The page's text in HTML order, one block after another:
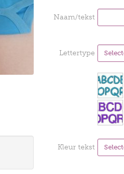
Naam/tekst
Lettertype
Kleur tekst